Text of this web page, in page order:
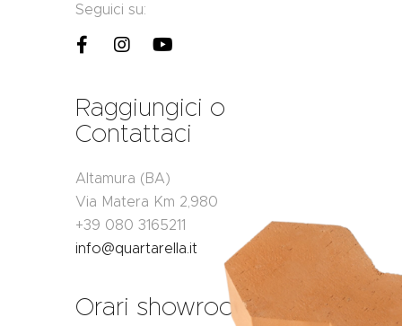
Seguici su:
Raggiungici o
Contattaci
Altamura (BA)
Via Matera Km 2,980
+39 080 3165211
info@quartarella.it
Orari showroom